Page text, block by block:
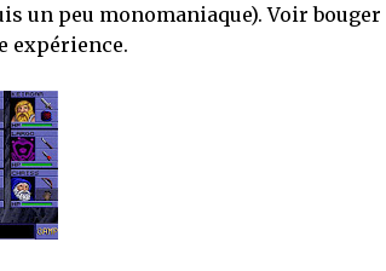
un peu monomaniaque). Voir bouger
expérience.